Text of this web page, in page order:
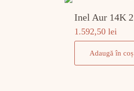
Inel Aur 14K
1.592,50lei
Adaugă în coș